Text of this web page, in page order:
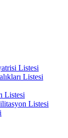
Listesi
Listesi
Listesi
Listesi